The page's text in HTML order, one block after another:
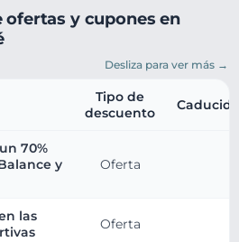
ofertas y cupones en
Desliza para ver más →
Tipo de
descuento
70%
y
Oferta
las
Oferta